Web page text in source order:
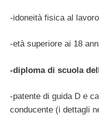
-idoneità fisica al lavoro
-età superiore ai 18
-diploma di scuola
-patente di guida D e
conducente (i dettagli